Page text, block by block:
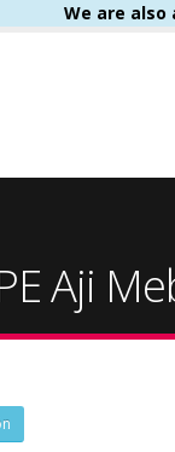
We are also
Aji